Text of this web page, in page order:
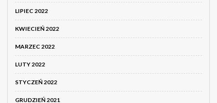
LIPIEC 2022
KWIECIEŃ 2022
MARZEC 2022
LUTY 2022
STYCZEŃ 2022
GRUDZIEŃ 2021